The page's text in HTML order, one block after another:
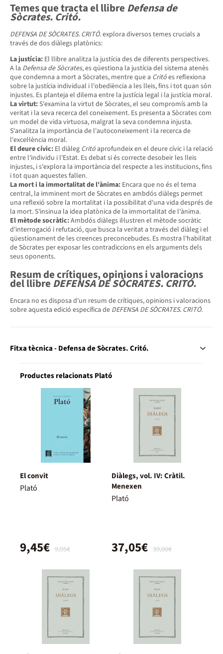
Temes que tracta el llibre Defensa de
Sòcrates. Critó.
DEFENSA DE SÒCRATES. CRITÓ.explora diversos temes crucials a
través de dos diàlegs platònics:
La justícia: El llibre analitza la justícia des de diferents perspectives.
A la Defensa de Sòcrates, es qüestiona la justícia del sistema atenès
que condemna a mort a Sòcrates, mentre que a Critóes reflexiona
sobre la justícia individual i l'obediència a les lleis, fins i tot quan són
injustes. Es planteja el dilema entre la justícia legal i la justícia moral.
La virtut:S'examina la virtut de Sòcrates, el seu compromís amb la
veritat i la seva recerca del coneixement. Es presenta a Sòcrates com
un model de vida virtuosa, malgrat la seva condemna injusta.
S'analitza la importància de l'autoconeixement i la recerca de
l'excel·lència moral.
El deure cívic: El diàleg Critóaprofundeix en el deure cívic i la relació
entre l'individu i l'Estat. Es debat si és correcte desobeir les lleis
injustes, i s'explora la importància del respecte a les institucions, fins
i tot quan aquestes fallen.
La mort i la immortalitat de l'ànima: Encara que no és el tema
central, la imminent mort de Sòcrates en ambdós diàlegs permet
una reflexió sobre la mortalitat i la possibilitat d'una vida després de
la mort. S'insinua la idea platònica de la immortalitat de l'ànima.
El mètode socràtic:Ambdós diàlegs il·lustren el mètode socràtic
d'interrogació i refutació, que busca la veritat a través del diàleg i el
qüestionament de les creences preconcebudes. Es mostra l'habilitat
de Sòcrates per exposar les contradiccions en els arguments dels
seus oponents.
Resum de crítiques, opinions i valoracions
del llibreDEFENSA DE SÒCRATES. CRITÓ.
Encara no es disposa d'un resum de crítiques, opinions i valoracions
sobre aquesta edició específica de DEFENSA DE SÒCRATES. CRITÓ.
Fitxa tècnica - Defensa de Sòcrates. Critó.
Productes relacionats Plató
El convit
Plató
9,95€
9,45€
Diàlegs, vol. IV: Cràtil.
Menexen
Plató
39,00€
37,05€